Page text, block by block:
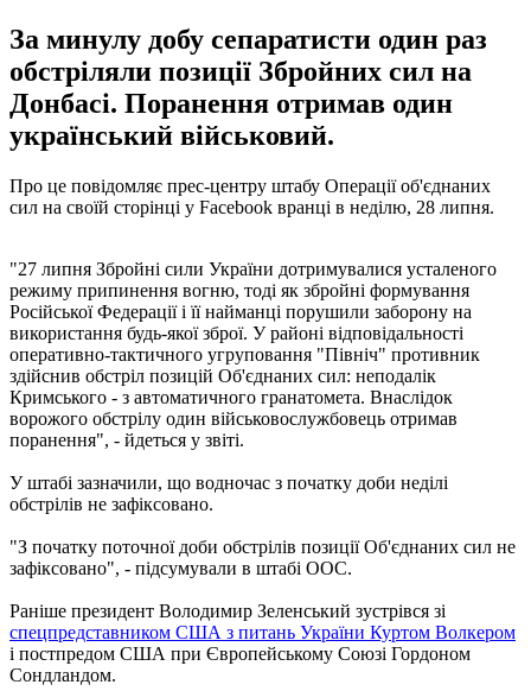
За минулу добу сепаратисти один раз
обстріляли позиції Збройних сил на
Донбасі. Поранення отримав один
український військовий.
Про це повідомляє прес-центру штабу Операції об'єднаних
сил на своїй сторінці у Facebook вранці в неділю, 28 липня.
"27 липня Збройні сили України дотримувалися усталеного
режиму припинення вогню, тоді як збройні формування
Російської Федерації і її найманці порушили заборону на
використання будь-якої зброї. У районі відповідальності
оперативно-тактичного угруповання "Північ" противник
здійснив обстріл позицій Об'єднаних сил: неподалік
Кримського - з автоматичного гранатомета. Внаслідок
ворожого обстрілу один військовослужбовець отримав
поранення", - йдеться у звіті.
У штабі зазначили, що водночас з початку доби неділі
обстрілів не зафіксовано.
"З початку поточної доби обстрілів позиції Об'єднаних сил не
зафіксовано", - підсумували в штабі ООС.
Раніше президент Володимир Зеленський зустрівся зі
спецпредставником США з питань України Куртом Волкером
і постпредом США при Європейському Союзі Гордоном
Сондландом.